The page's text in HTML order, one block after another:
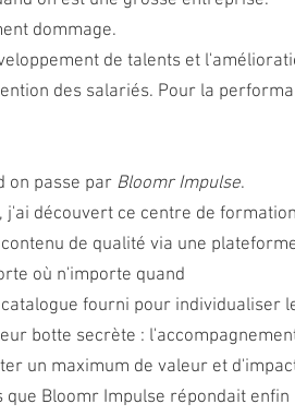
dommage.
de talents et
des salariés. Pour la
on passe par Bloomr Impulse.
j'ai découvert ce centre de
de qualité via une
où n'importe quand
fourni pour individualiser
botte secrète :
un maximum de valeur et
que Bloomr Impulse répondait